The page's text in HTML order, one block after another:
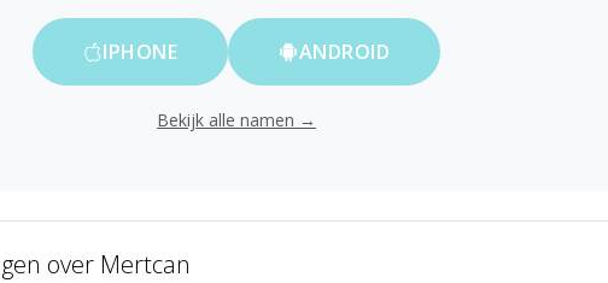
IPHONE ANDROID
Bekijk alle namen →
over Mertcan